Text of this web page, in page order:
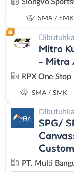
SiongVo Sports
SMA / SMK
Mitra
- Mitra
RPX One Stop
SMA / SMK
SPG/
PT. Multi